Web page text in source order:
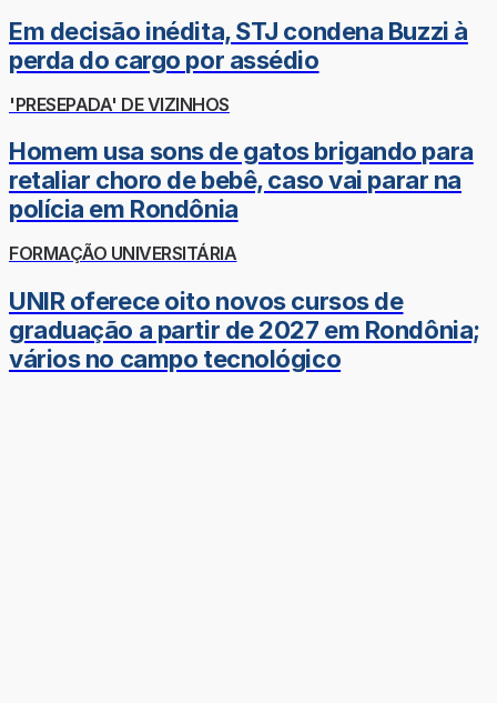
Em decisão inédita, STJ condena Buzzi à
perda do cargo por assédio
'PRESEPADA' DE VIZINHOS
Homem usa sons de gatos brigando para
retaliar choro de bebê, caso vai parar na
polícia em Rondônia
FORMAÇÃO UNIVERSITÁRIA
UNIR oferece oito novos cursos de
graduação a partir de 2027 em Rondônia;
vários no campo tecnológico